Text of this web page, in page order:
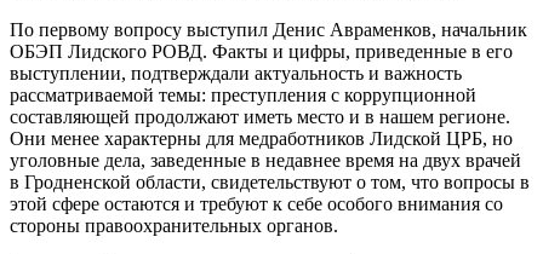
По первому вопросу выступил Денис Авраменков, начальник
ОБЭП Лидского РОВД. Факты и цифры, приведенные в его
выступлении, подтверждали актуальность и важность
рассматриваемой темы: преступления с коррупционной
составляющей продолжают иметь место и в нашем регионе.
Они менее характерны для медработников Лидской ЦРБ, но
уголовные дела, заведенные в недавнее время на двух врачей
в Гродненской области, свидетельствуют о том, что вопросы в
этой сфере остаются и требуют к себе особого внимания со
стороны правоохранительных органов.